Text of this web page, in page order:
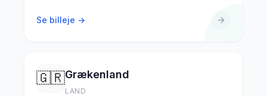
Se billeje →
🇬🇷Grækenland
LAND